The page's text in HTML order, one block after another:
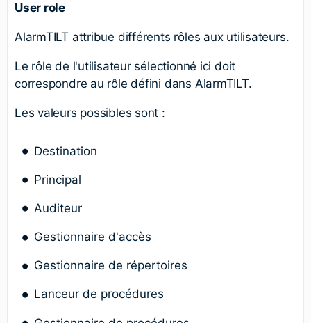
User role
AlarmTILT attribue différents rôles aux utilisateurs.
Le rôle de l'utilisateur sélectionné ici doit
correspondre au rôle défini dans AlarmTILT.
Les valeurs possibles sont :
Destination
Principal
Auditeur
Gestionnaire d'accès
Gestionnaire de répertoires
Lanceur de procédures